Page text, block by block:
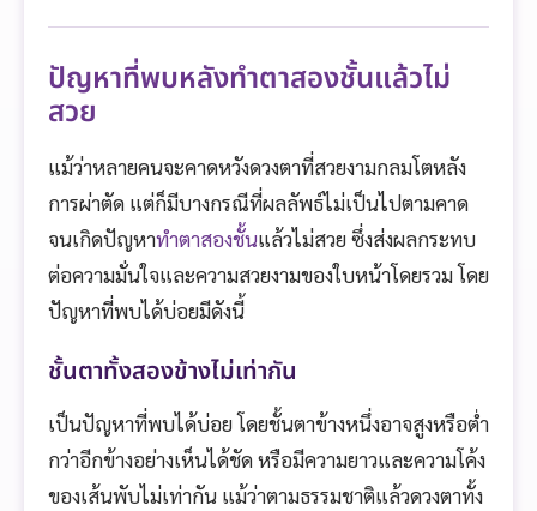
ปัญหาที่พบหลังทำตาสองชั้นแล้วไม่
สวย
แม้ว่าหลายคนจะคาดหวังดวงตาที่สวยงามกลมโตหลัง
การผ่าตัด แต่ก็มีบางกรณีที่ผลลัพธ์ไม่เป็นไปตามคาด
จนเกิดปัญหาทำตาสองชั้นแล้วไม่สวย ซึ่งส่งผลกระทบ
ต่อความมั่นใจและความสวยงามของใบหน้าโดยรวม โดย
ปัญหาที่พบได้บ่อยมีดังนี้
ชั้นตาทั้งสองข้างไม่เท่ากัน
เป็นปัญหาที่พบได้บ่อย โดยชั้นตาข้างหนึ่งอาจสูงหรือต่ำ
กว่าอีกข้างอย่างเห็นได้ชัด หรือมีความยาวและความโค้ง
ของเส้นพับไม่เท่ากัน แม้ว่าตามธรรมชาติแล้วดวงตาทั้ง